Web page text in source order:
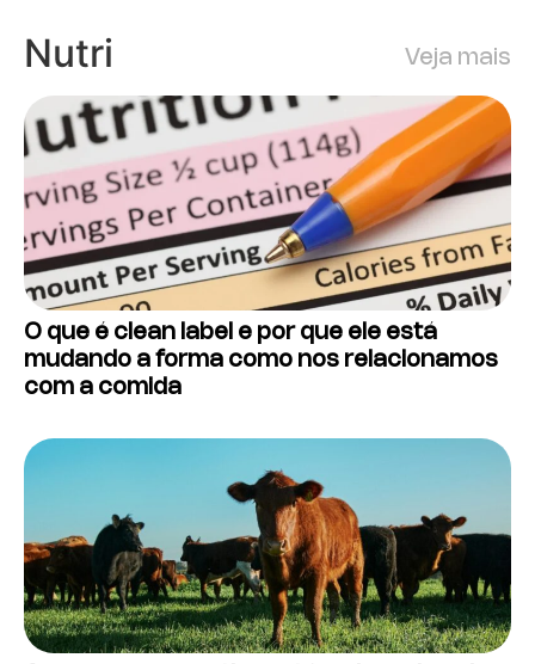
Nutri Veja mais
O que é clean label e por que ele está
mudando a forma como nos relacionamos
com a comida